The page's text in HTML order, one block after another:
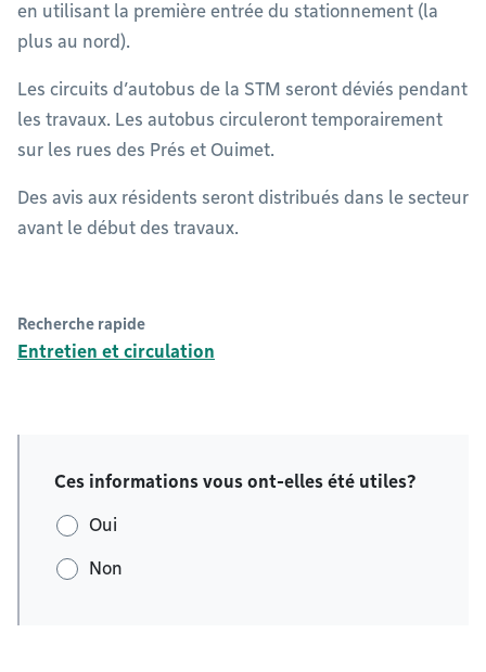
en utilisant la première entrée du stationnement (la
plus au nord).
Les circuits d’autobus de la STM seront déviés pendant
les travaux. Les autobus circuleront temporairement
sur les rues des Prés et Ouimet.
Des avis aux résidents seront distribués dans le secteur
avant le début des travaux.
Recherche rapide
Entretien et circulation
Ces informations vous ont-elles été utiles?
Oui
Non